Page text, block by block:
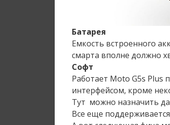
Батарея
Емкость встроенного
смарта вполне должно
Софт
Работает Moto G5s Plus
интерфейсом, кроме
Тут можно назначить
Все еще